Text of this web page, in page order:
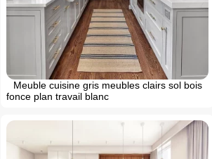
Meuble cuisine gris meubles clairs sol bois
fonce plan travail blanc